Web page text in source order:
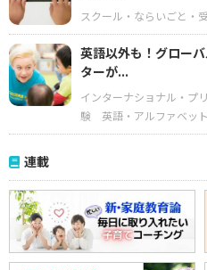
スクール・ならいごと・
英語以外も！グロー
ターが...
インターナショナル・プ
験
英語・アルファベット
連載